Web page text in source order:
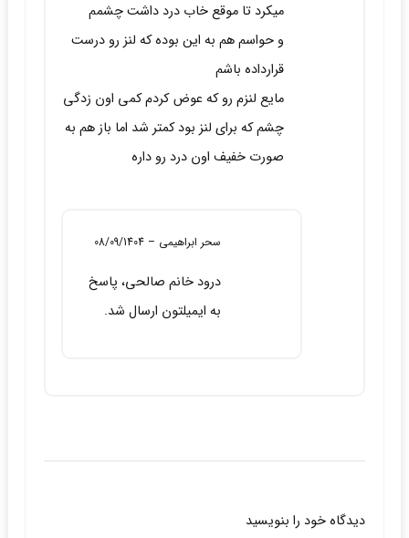
میکرد تا موقع خاب درد داشت چشمم
و حواسم هم به این بوده که لنز رو درست
قرارداده باشم
مایع لنزم رو که عوض کردم کمی اون زدگی
چشم که برای لنز بود کمتر شد اما باز هم به
صورت خفیف اون درد رو داره
سحر ابراهیمی –
08/09/1404
درود خانم صالحی، پاسخ
به ایمیلتون ارسال شد.
دیدگاه خود را بنویسید